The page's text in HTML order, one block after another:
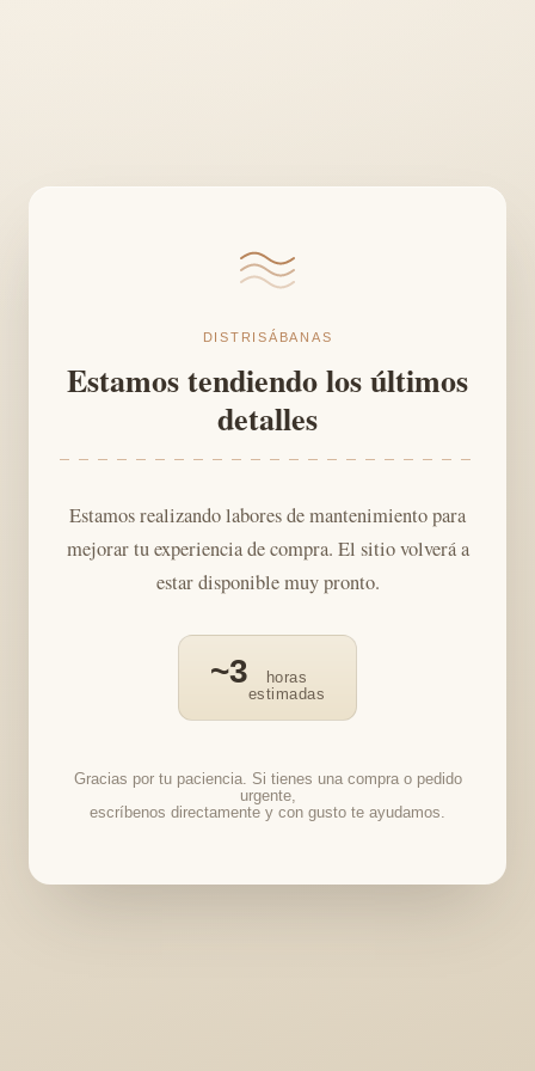
DISTRISÁBANAS
Estamos tendiendo los últimos
detalles
Estamos realizando labores de mantenimiento para
mejorar tu experiencia de compra. El sitio volverá a
estar disponible muy pronto.
~3
horas
estimadas
Gracias por tu paciencia. Si tienes una compra o pedido
urgente,
escríbenos directamente y con gusto te ayudamos.